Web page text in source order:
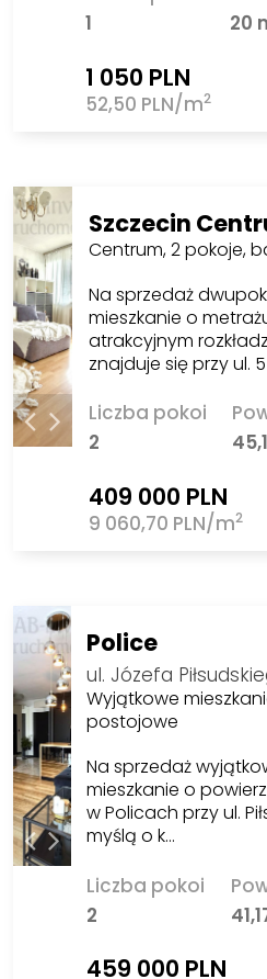
1
20
1 050 PLN
52,50 PLN/m2
Szczecin
Centrum, 2 pokoje,
Na sprzedaż
mieszkanie o
atrakcyjnym
znajduje się przy ul.
Liczba pokoi
2
409 000 PLN
9 060,70 PLN/m2
Police
ul. Józefa
Wyjątkowe
postojowe
Na sprzedaż
mieszkanie o
w Policach przy ul.
myślą o k…
Liczba pokoi
2
459 000 PLN